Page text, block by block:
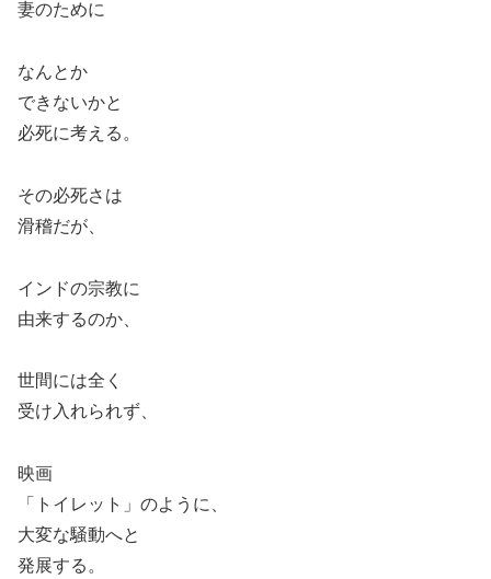
妻のために
なんとか
できないかと
必死に考える。
その必死さは
滑稽だが、
インドの宗教に
由来するのか、
世間には全く
受け入れられず、
映画
「トイレット」のように、
大変な騒動へと
発展する。